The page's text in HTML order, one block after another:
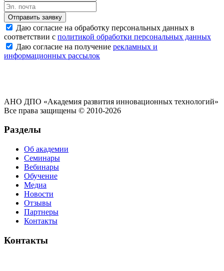
Отправить заявку
Даю согласие на обработку персональных данных в
соответствии с политикой обработки персональных данных
Даю согласие на получение рекламных и
информационных рассылок
АНО ДПО «Академия развития инновационных технологий»
Все права защищены © 2010-2026
Разделы
Об академии
Семинары
Вебинары
Обучение
Медиа
Новости
Отзывы
Партнеры
Контакты
Контакты